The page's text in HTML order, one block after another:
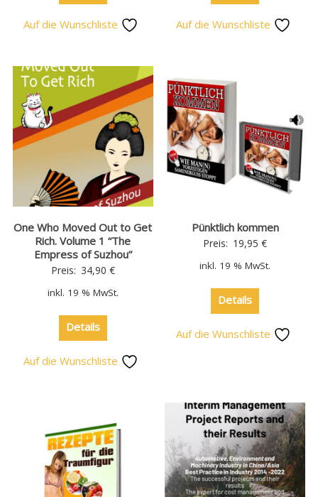
Auf die Wunschliste Auf die Wunschliste
One Who Moved Out to Get
Rich. Volume 1 “The
Empress of Suzhou”
Preis: 34,90 €
inkl. 19 % MwSt.
Details
Auf die Wunschliste
Pünktlich kommen
Preis: 19,95€
inkl. 19 % MwSt.
Details
Auf die Wunschliste